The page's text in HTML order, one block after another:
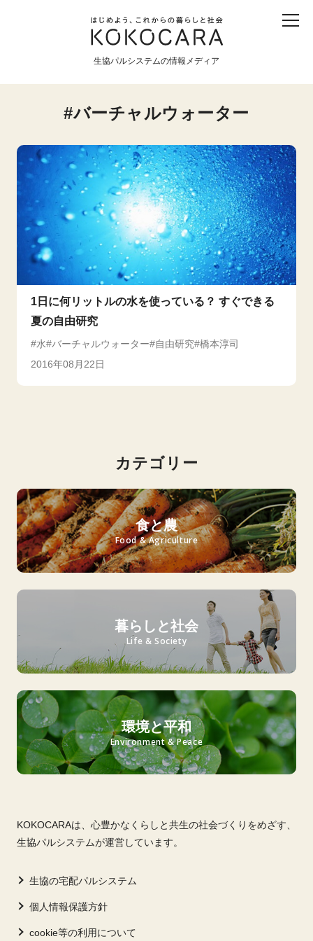
生協パルシステムの情報メディア
産直 食育 食べる 震災
暮らしと社会
環境と平和
生協の宅配パルシステム
バーチャルウォーター
1日に何リットルの水を使っている？ すぐできる
夏の自由研究
水 バーチャルウォーター 自由研究 橋本淳司
2016年08月22日
カテゴリー
食と農
Food & Agriculture
暮らしと社会
Life & Society
環境と平和
Environment & Peace
KOKOCARAは、心豊かなくらしと共生の社会づくりをめざす、
生協パルシステムが運営しています。
生協の宅配パルシステム
個人情報保護方針
cookie等の利用について